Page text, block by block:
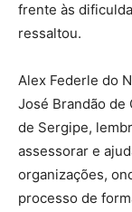
frente às
ressaltou.
Alex Federle do
José Brandão de
de Sergipe,
assessorar e
organizações,
processo de